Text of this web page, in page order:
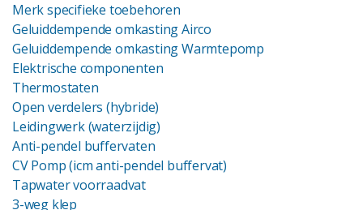
Merk specifieke toebehoren
Geluiddempende omkasting Airco
Geluiddempende omkasting Warmtepomp
Elektrische componenten
Thermostaten
Open verdelers (hybride)
Leidingwerk (waterzijdig)
Anti-pendel buffervaten
CV Pomp (icm anti-pendel buffervat)
Tapwater voorraadvat
3-weg klep